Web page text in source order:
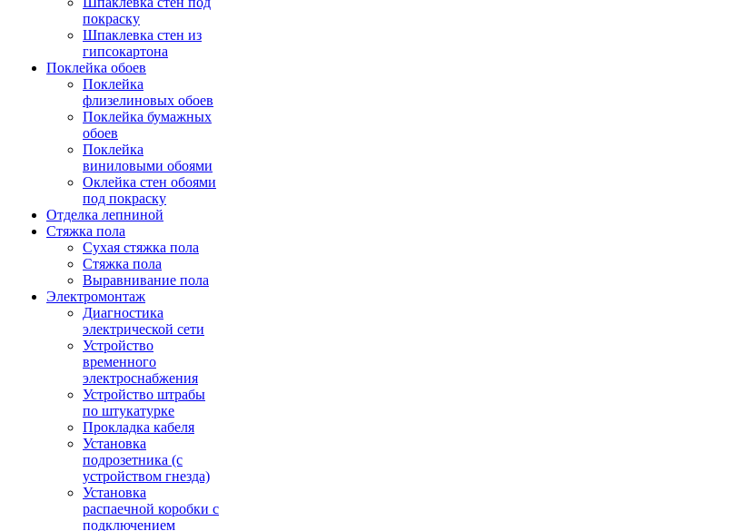
покраску
Шпаклевка стен из
гипсокартона
Поклейка обоев
Поклейка
флизелиновых обоев
Поклейка бумажных
обоев
Поклейка
виниловыми обоями
Оклейка стен обоями
под покраску
Отделка лепниной
Стяжка пола
Сухая стяжка пола
Стяжка пола
Выравнивание пола
Электромонтаж
Диагностика
электрической сети
Устройство
временного
электроснабжения
Устройство штрабы
по штукатурке
Прокладка кабеля
Установка
подрозетника (с
устройством гнезда)
Установка
распаечной коробки с
подключением